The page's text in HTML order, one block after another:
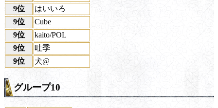
9位
はいいろ
9位
Cube
9位
kaito/POL
9位
吐季
9位
犬@
グループ10